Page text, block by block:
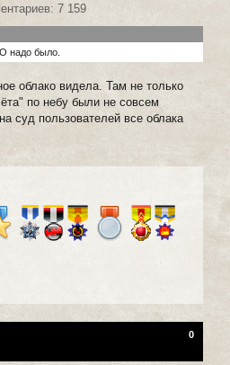
7 159
надо было.
облако видела. Там не только
по небу были не совсем
суд пользователей все облака
0